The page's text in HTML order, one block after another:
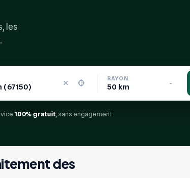
les
RAYON
100% gratuit , sans engagement
des